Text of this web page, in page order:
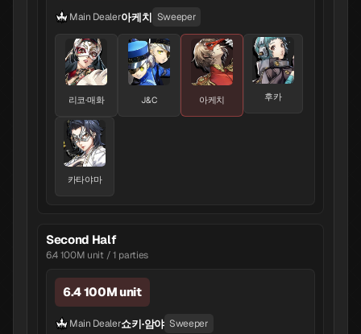
Main Dealer아케치 Sweeper
리코·매화 J&C 아케치 후카
카타야마
Second Half
6.4 100M unit / 1 parties
6.4 100M unit
Main Dealer쇼키·암야 Sweeper